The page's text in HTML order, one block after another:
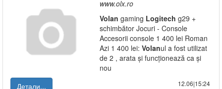
www.olx.ro
Volan gaming Logitech g29 +
schimbător Jocuri - Console
Accesorii console 1 400 lei Roman
Azi 1 400 lei: Volanul a fost utilizat
de 2 , arata și funcționează ca și
nou
Детали...
12.06|15:24